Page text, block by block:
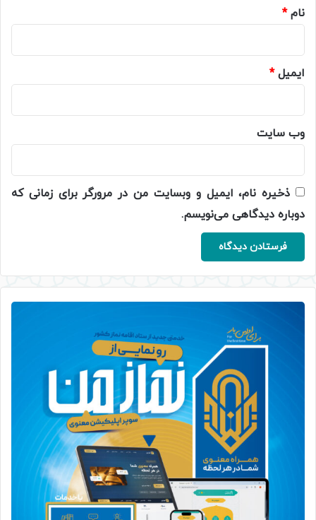
نام*
ایمیل*
وب‌ سایت
ذخیره نام، ایمیل و وبسایت من در مرورگر برای زمانی که
دوباره دیدگاهی می‌نویسم.